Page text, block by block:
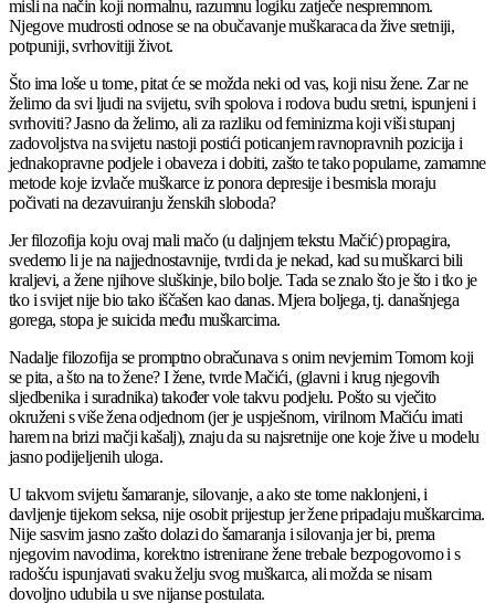
misli na način koji normalnu, razumnu logiku zatječe nespremnom.
Njegove mudrosti odnose se na obučavanje muškaraca da žive sretniji,
potpuniji, svrhovitiji život.
Što ima loše u tome, pitat će se možda neki od vas, koji nisu žene. Zar ne
želimo da svi ljudi na svijetu, svih spolova i rodova budu sretni, ispunjeni i
svrhoviti? Jasno da želimo, ali za razliku od feminizma koji viši stupanj
zadovoljstva na svijetu nastoji postići poticanjem ravnopravnih pozicija i
jednakopravne podjele i obaveza i dobiti, zašto te tako popularne, zamamne
metode koje izvlače muškarce iz ponora depresije i besmisla moraju
počivati na dezavuiranju ženskih sloboda?
Jer filozofija koju ovaj mali mačo (u daljnjem tekstu Mačić) propagira,
svedemo li je na najjednostavnije, tvrdi da je nekad, kad su muškarci bili
kraljevi, a žene njihove sluškinje, bilo bolje. Tada se znalo što je što i tko je
tko i svijet nije bio tako iščašen kao danas. Mjera boljega, tj. današnjega
gorega, stopa je suicida među muškarcima.
Nadalje filozofija se promptno obračunava s onim nevjernim Tomom koji
se pita, a što na to žene? I žene, tvrde Mačići, (glavni i krug njegovih
sljedbenika i suradnika) također vole takvu podjelu. Pošto su vječito
okruženi s više žena odjednom (jer je uspješnom, virilnom Mačiću imati
harem na brizi mačji kašalj), znaju da su najsretnije one koje žive u modelu
jasno podijeljenih uloga.
U takvom svijetu šamaranje, silovanje, a ako ste tome naklonjeni, i
davljenje tijekom seksa, nije osobit prijestup jer žene pripadaju muškarcima.
Nije sasvim jasno zašto dolazi do šamaranja i silovanja jer bi, prema
njegovim navodima, korektno istrenirane žene trebale bezpogovorno i s
radošću ispunjavati svaku želju svog muškarca, ali možda se nisam
dovoljno udubila u sve nijanse postulata.